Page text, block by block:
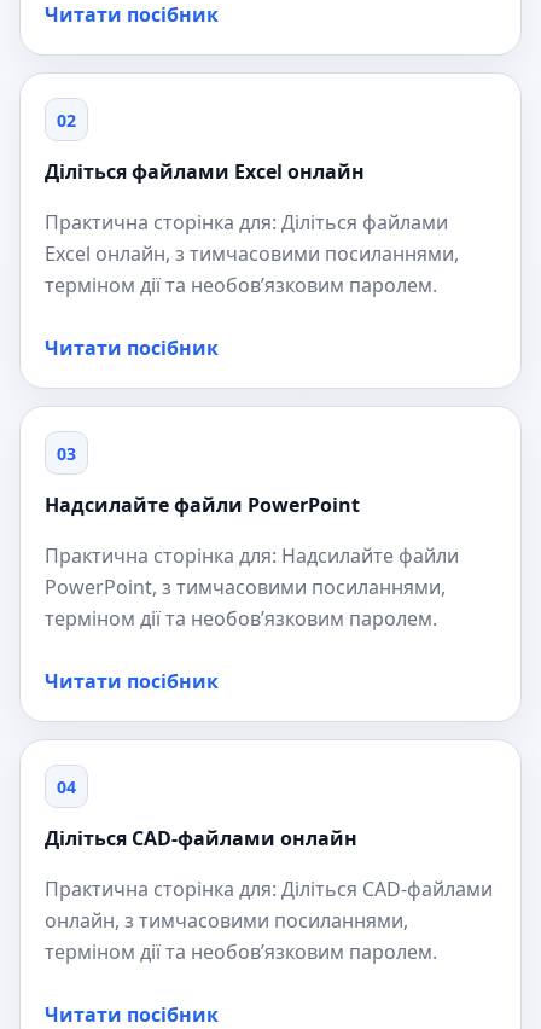
Читати посібник
02
Діліться файлами Excel онлайн
Практична сторінка для: Діліться файлами
Excel онлайн, з тимчасовими посиланнями,
терміном дії та необов’язковим паролем.
Читати посібник
03
Надсилайте файли PowerPoint
Практична сторінка для: Надсилайте файли
PowerPoint, з тимчасовими посиланнями,
терміном дії та необов’язковим паролем.
Читати посібник
04
Діліться CAD-файлами онлайн
Практична сторінка для: Діліться CAD-файлами
онлайн, з тимчасовими посиланнями,
терміном дії та необов’язковим паролем.
Читати посібник